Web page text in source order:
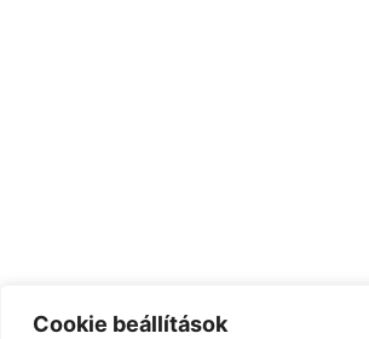
Cookie beállítások